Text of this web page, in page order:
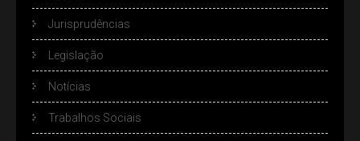
Jurisprudências
Legislação
Notícias
Trabalhos Sociais